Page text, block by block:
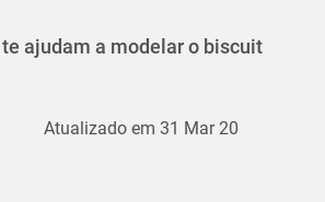
ajudam a modelar o biscuit
Atualizado em 31 Mar 20